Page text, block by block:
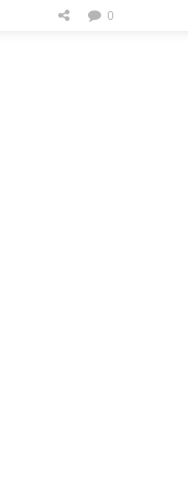
0